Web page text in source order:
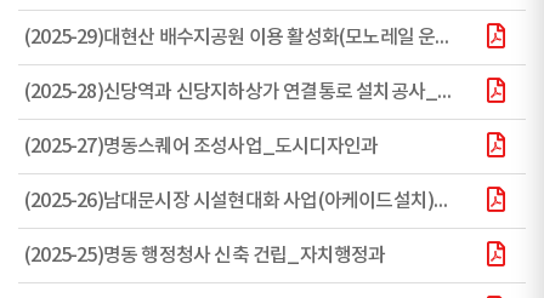
(2025-29)대현산 배수지공원 이용 활성화(모노레일 운영)_도로시설과
(2025-28)신당역과 신당지하상가 연결통로 설치공사_도로시설과
(2025-27)명동스퀘어 조성사업_도시디자인과
(2025-26)남대문시장 시설현대화 사업(아케이드설치)_전통시장과
(2025-25)명동 행정청사 신축 건립_자치행정과